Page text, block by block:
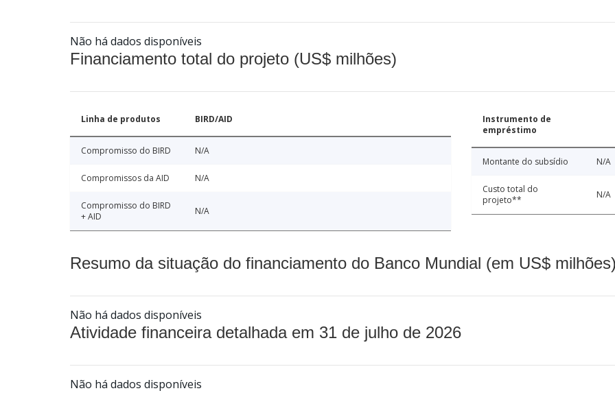
Não há dados disponíveis
Financiamento total do projeto (US$ milhões)
Linha de produtos BIRD/AID
Compromisso do BIRD N/A
Compromissos da AID N/A
Compromisso do BIRD
+ AID
N/A
Instrumento de
empréstimo
Montante do subsídio N/A
Custo total do
projeto**
N/A
Resumo da situação do financiamento do Banco Mundial (em US$
Não há dados disponíveis
Atividade financeira detalhada em 31 de julho de 2026
Não há dados disponíveis